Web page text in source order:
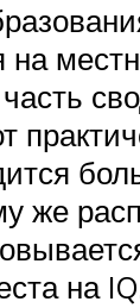
на
же
на